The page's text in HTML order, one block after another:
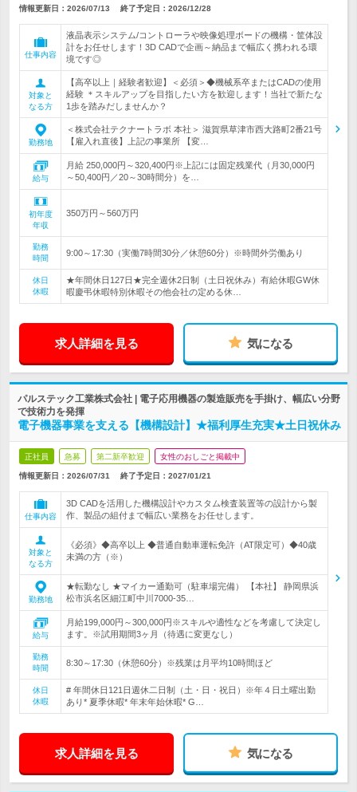
情報更新日：2026/07/13 終了予定日： 2026/12/28
仕事内容
液晶表示システム/コントローラや映像処理ボードの機構・筐体設
計をお任せします！3D CADで企画～納品まで幅広く携われる環
境です◎
対象と
なる方
【高卒以上｜経験者歓迎】＜必須＞◆機械系卒またはCADの使用
経験 ＊スキルアップを目指したい方を歓迎します！当社で新たな
1歩を踏みだしませんか？
勤務地
＜株式会社テクナートラボ 本社＞ 滋賀県草津市西大路町2番21号
【雇入れ直後】上記の事業所 【変…
給与
月給 250,000円～320,400円※上記には固定残業代（月30,000円
～50,400円／20～30時間分）を…
初年度
年収
350万円～560万円
勤務
時間
9:00～17:30（実働7時間30分／休憩60分）※時間外労働あり
休日
休暇
★年間休日127日★完全週休2日制（土日祝休み）有給休暇GW休
暇慶弔休暇特別休暇その他会社の定める休…
求人詳細を見る 気になる
パルステック工業株式会社 | 電子応用機器の製造販売を手掛け、幅広い分野
で技術力を発揮
電子機器事業を支える【機構設計】★福利厚生充実★土日祝休み
正社員 急募 第二新卒歓迎 女性のおしごと掲載中
情報更新日：2026/07/31 終了予定日： 2027/01/21
仕事内容
3D CADを活用した機構設計やカスタム検査装置等の設計から製
作、製品の組付まで幅広い業務をお任せします。
対象と
なる方
《必須》◆高卒以上 ◆普通自動車運転免許（AT限定可）◆40歳
未満の方（※）
勤務地
★転勤なし ★マイカー通勤可（駐車場完備） 【本社】 静岡県浜
松市浜名区細江町中川7000-35…
給与
月給199,000円～300,000円※スキルや適性などを考慮して決定し
ます。※試用期間3ヶ月（待遇に変更なし）
勤務
時間
8:30～17:30（休憩60分）※残業は月平均10時間ほど
休日
休暇
# 年間休日121日週休二日制（土・日・祝日）※年４日土曜出勤
あり* 夏季休暇* 年末年始休暇* G…
求人詳細を見る 気になる